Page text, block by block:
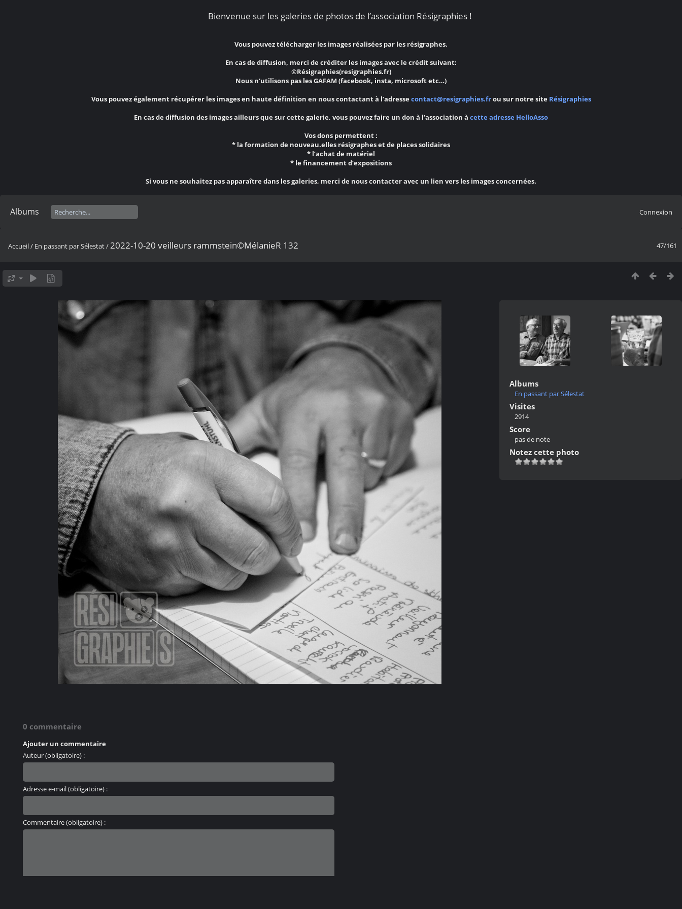
Bienvenue sur les galeries de photos de l’association Résigraphies !
Vous pouvez télécharger les images réalisées par les résigraphes.
En cas de diffusion, merci de créditer les images avec le crédit suivant:
©Résigraphies(resigraphies.fr)
Nous n'utilisons pas les GAFAM (facebook, insta, microsoft etc…)
Vous pouvez également récupérer les images en haute définition en nous contactant à l’adresse contact@resigraphies.frou sur notre site Résigraphies
En cas de diffusion des images ailleurs que sur cette galerie, vous pouvez faire un don à l’association à cette adresse HelloAsso
Vos dons permettent :
* la formation de nouveau.elles résigraphes et de places solidaires
* l’achat de matériel
* le financement d’expositions
Si vous ne souhaitez pas apparaître dans les galeries, merci de nous contacter avec un lien vers les images concernées.
Albums Connexion
47/161
Accueil/ En passant par Sélestat/ 2022-10-20 veilleurs rammstein©MélanieR 132
Albums
En passant par Sélestat
Visites
2914
Score
pas de note
Notez cette photo
0 commentaire
Ajouter un commentaire
Auteur (obligatoire) :
Adresse e-mail (obligatoire) :
Commentaire (obligatoire) :